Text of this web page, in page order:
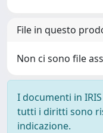
File in questo
Non ci sono file
I documenti in
tutti i diritti sono
indicazione.